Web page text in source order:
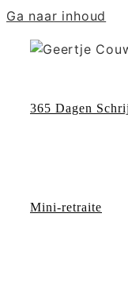
Ga naar inhoud
365 Dagen
Mini-retraite